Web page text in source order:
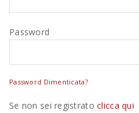
Password
Password Dimenticata?
Se non sei registratoclicca qui